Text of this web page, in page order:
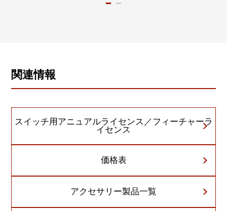
関連情報
スイッチ用アニュアルライセンス／フィーチャーラ
イセンス
価格表
アクセサリー製品一覧